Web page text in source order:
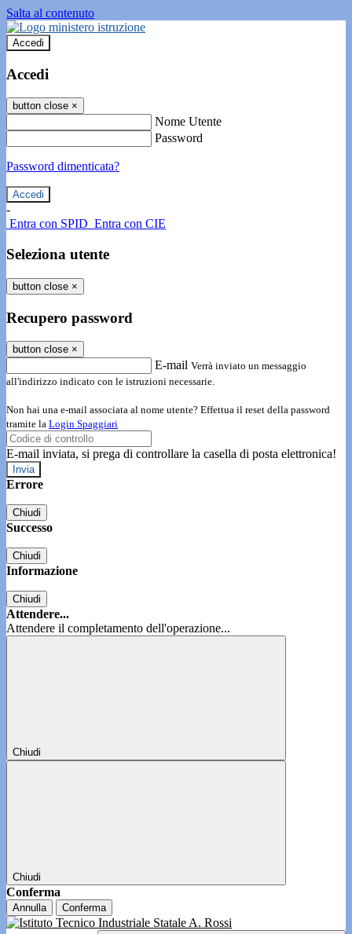
Salta al contenuto
Accedi
Accedi
button close ×
Nome Utente
Password
Password dimenticata?
-
Entra con SPID Entra con CIE
Seleziona utente
button close ×
Recupero password
button close ×
E-mail Verrà inviato un messaggio
all'indirizzo indicato con le istruzioni necessarie.
Non hai una e-mail associata al nome utente? Effettua il reset della password
tramite la Login Spaggiari
E-mail inviata, si prega di controllare la casella di posta elettronica!
Errore
Chiudi
Successo
Chiudi
Informazione
Chiudi
Attendere...
Attendere il completamento dell'operazione...
Chiudi
Chiudi
Conferma
Annulla Conferma